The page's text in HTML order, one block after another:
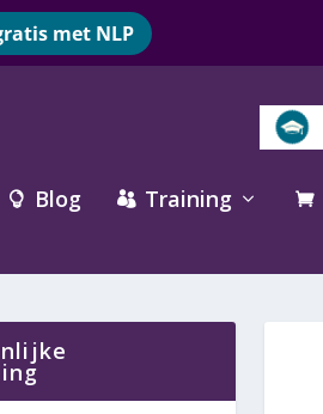
met NLP
 Blog  Training 